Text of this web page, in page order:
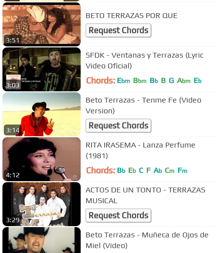
3:51
BETO TERRAZAS POR QUE
Request Chords
3:03
SFDK - Ventanas y Terrazas (Lyric
Video Oficial)
Chords: Ebm Bbm Bb B G Abm Eb
3:14
Beto Terrazas - Tenme Fe (Video
Version)
Request Chords
4:12
RITA IRASEMA - Lanza Perfume
(1981)
Chords: Bb Eb C F Ab Cm Fm
3:29
ACTOS DE UN TONTO - TERRAZAS
MUSICAL
Request Chords
Beto Terrazas - Muñeca de Ojos de
Miel (Video)